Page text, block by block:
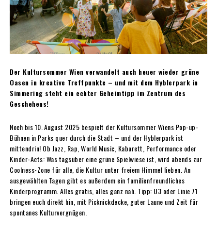
Der Kultursommer Wien verwandelt auch heuer wieder grüne
Oasen in kreative Treffpunkte – und mit dem Hyblerpark in
Simmering steht ein echter Geheimtipp im Zentrum des
Geschehens!
Noch bis 10. August 2025 bespielt der Kultursommer Wiens Pop-up-
Bühnen in Parks quer durch die Stadt – und der Hyblerpark ist
mittendrin! Ob Jazz, Rap, World Music, Kabarett, Performance oder
Kinder-Acts: Was tagsüber eine grüne Spielwiese ist, wird abends zur
Coolness-Zone für alle, die Kultur unter freiem Himmel lieben. An
ausgewählten Tagen gibt es außerdem ein familienfreundliches
Kinderprogramm. Alles gratis, alles ganz nah. Tipp: U3 oder Linie 71
bringen euch direkt hin, mit Picknickdecke, guter Laune und Zeit für
spontanes Kulturvergnügen.